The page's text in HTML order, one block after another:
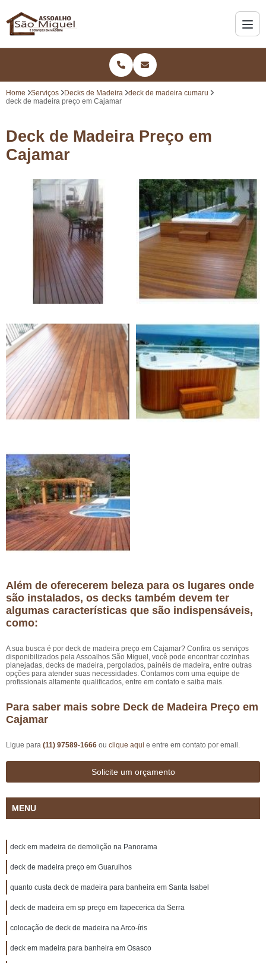
Home Serviços Decks de Madeira
deck de madeira cumaru
deck de madeira preço em Cajamar
Deck de Madeira Preço em
Cajamar
Além de oferecerem beleza para os lugares onde
são instalados, os decks também devem ter
algumas características que são indispensáveis,
como:
A sua busca é por deck de madeira preço em Cajamar? Confira os serviços
disponibilizados pela Assoalhos São Miguel, você pode encontrar cozinhas
planejadas, decks de madeira, pergolados, painéis de madeira, entre outras
opções para atender suas necessidades. Contamos com uma equipe de
profissionais altamente qualificados, entre em contato e saiba mais.
Para saber mais sobre Deck de Madeira Preço em
Cajamar
Ligue para (11) 97589-1666 ou clique aqui e entre em contato por email.
Solicite um orçamento
MENU
deck em madeira de demolição na Panorama
deck de madeira preço em Guarulhos
quanto custa deck de madeira para banheira em Santa Isabel
deck de madeira em sp preço em Itapecerica da Serra
colocação de deck de madeira na Arco-íris
deck em madeira para banheira em Osasco